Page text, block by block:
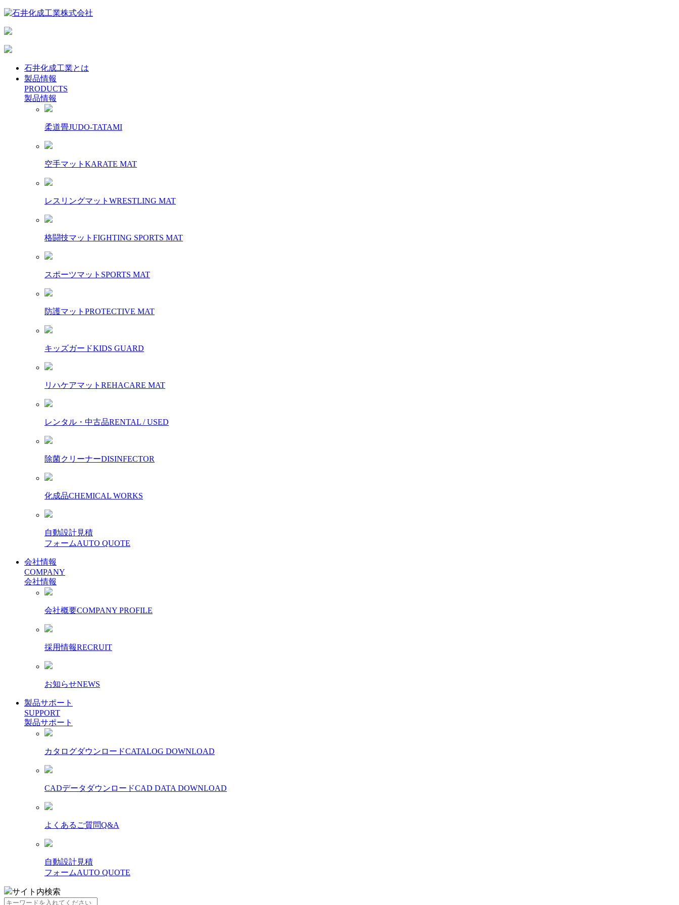
石井化成工業とは
製品情報
PRODUCTS
製品情報
柔道畳JUDO-TATAMI
空手マット KARATE MAT
レスリングマット WRESTLING MAT
格闘技マット FIGHTING SPORTS MAT
スポーツマット SPORTS MAT
防護マット PROTECTIVE MAT
キッズガードKIDS GUARD
リハケアマット REHACARE MAT
レンタル・中古品RENTAL / USED
除菌クリーナーDISINFECTOR
化成品CHEMICAL WORKS
自動設計見積
フォームAUTO QUOTE
会社情報
COMPANY
会社情報
会社概要COMPANY PROFILE
採用情報RECRUIT
お知らせNEWS
製品サポート
SUPPORT
製品サポート
カタログダウンロードCATALOG DOWNLOAD
CADデータダウンロードCAD DATA DOWNLOAD
よくあるご質問Q&A
自動設計見積
フォームAUTO QUOTE
サイト内検索